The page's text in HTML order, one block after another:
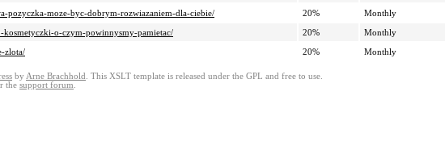
pozyczka-moze-byc-dobrym-rozwiazaniem-dla-ciebie/
20% Monthly
o-czym-powinnysmy-pamietac/
20% Monthly
zlota/
20% Monthly
by Arne Brachhold . This XSLT template is released under the GPL and free to use.
the support forum.